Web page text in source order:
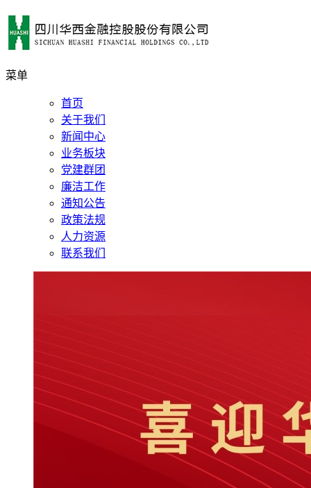
菜单
首页
关于我们
新闻中心
业务板块
党建群团
廉洁工作
通知公告
政策法规
人力资源
联系我们